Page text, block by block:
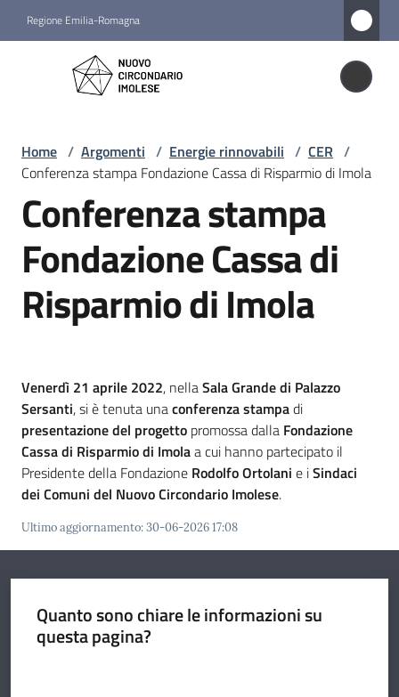
Regione Emilia-Romagna
Nuovo Circondario Imolese
Nuovo
Circondario
Novità
Servizi
Circondario
Argomenti
Home / Argomenti / Energie rinnovabili / CER /
Conferenza stampa Fondazione Cassa di Risparmio di Imola
Conferenza stampa
Fondazione Cassa di
Risparmio di Imola
Venerdì 21 aprile 2022, nellaSala Grande di Palazzo
Sersanti, si è tenuta unaconferenza stampadi
presentazione del progetto promossa dalla Fondazione
Cassa di Risparmio di Imolaa cui hanno partecipato il
Presidente della Fondazione Rodolfo Ortolani e iSindaci
dei Comuni del Nuovo Circondario Imolese.
Ultimo aggiornamento:30-06-2026 17:08
Quanto sono chiare le informazioni su
questa pagina?